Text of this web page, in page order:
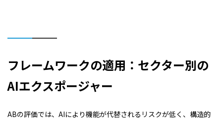
フレームワークの適用：セクター別の
AIエクスポージャー
ABの評価では、AIにより機能が代替されるリスクが低く、構造的